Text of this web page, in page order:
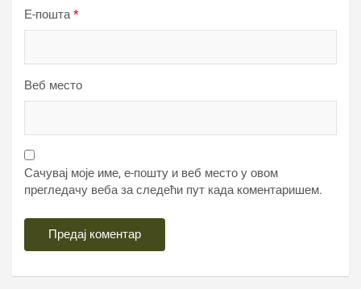
Е-пошта*
Веб место
Сачувај моје име, е-пошту и веб место у овом
прегледачу веба за следећи пут када коментаришем.